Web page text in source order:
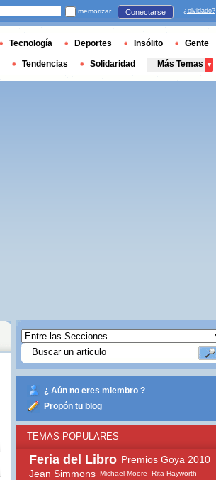
¿ Aún no eres miembro ?
Propón tu blog
TEMAS POPULARES
Feria del Libro Premios Goya 2010
Jean Simmons Michael Moore Rita Hayworth
memorizar Conectarse ¿olvidado?
Tecnología Deportes Insólito Gente
Tendencias Solidaridad Más Temas